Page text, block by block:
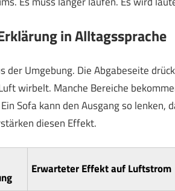
in Alltagssprache
der Umgebung. Die Abgabeseite
wirbelt. Manche Bereiche
Sofa kann den Ausgang so lenken,
diesen Effekt.
Erwarteter Effekt auf Luftstrom